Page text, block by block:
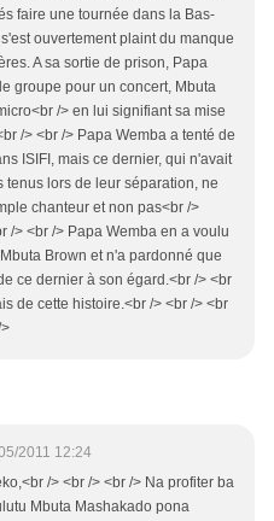
faire une tournée dans la Bas-
ouvertement plaint du manque
A sa sortie de prison, Papa
groupe pour un concert, Mbuta
/> en lui signifiant sa mise
/> <br /> Papa Wemba a tenté de
ISIFI, mais ce dernier, qui n'avait
tenus lors de leur séparation, ne
chanteur et non pas<br />
/> <br /> Papa Wemba en a voulu
Brown et n'a pardonné que
ce dernier à son égard.<br /> <br
de cette histoire.<br /> <br /> <br
2011 12:24
/> <br /> <br /> Na profiter ba
Mbuta Mashakado pona